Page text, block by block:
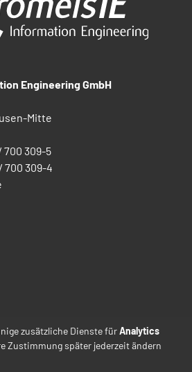
Engineering GmbH
Mitte
700 309-5
700 309-4
zusätzliche Dienste fürAnalytics
Zustimmung später jederzeit ändern